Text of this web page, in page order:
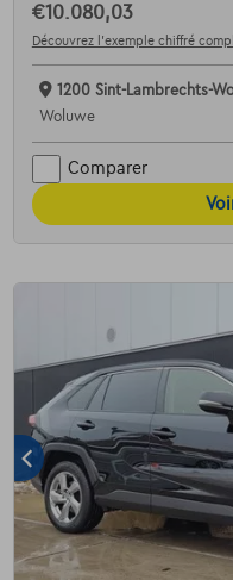
€10.080,03
Découvrez l’exemple chiffré
1200 Sint-Lambrechts-
Woluwe
Comparer